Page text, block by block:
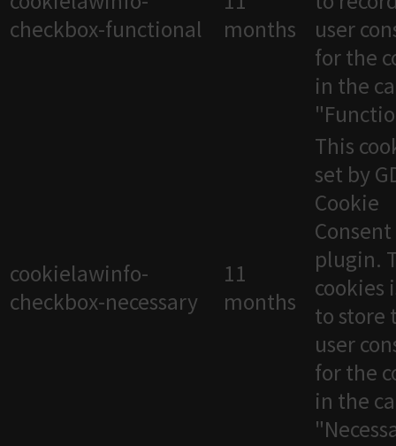
checkbox-functional
months
user
for the
in the
cookielawinfo-
checkbox-necessary
11
months
This
set by
Cookie
Consent
plugin.
cookies
to store
user
for the
in the